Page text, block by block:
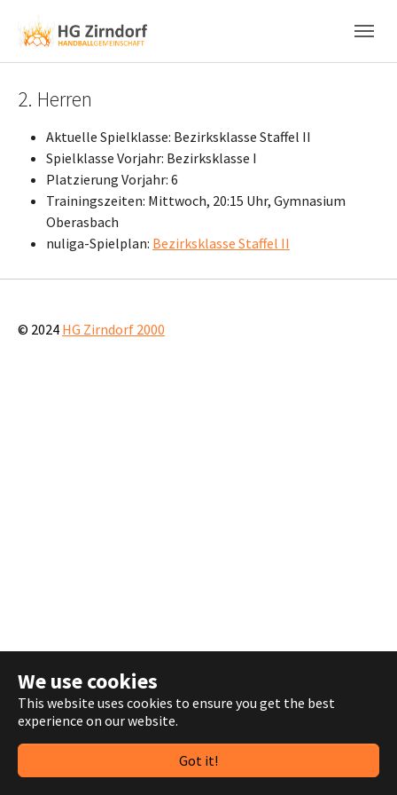
We use cookies
This website uses cookies to ensure you get the best
experience on our website.
Got it!
2. Herren
Aktuelle Spielklasse: Bezirksklasse Staffel II
Spielklasse Vorjahr: Bezirksklasse I
Platzierung Vorjahr: 6
Trainingszeiten: Mittwoch, 20:15 Uhr, Gymnasium
Oberasbach
nuliga-Spielplan: Bezirksklasse Staffel II
© 2024 HG Zirndorf 2000